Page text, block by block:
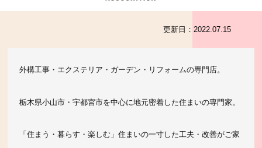
更新日： 2022.07.15
外構工事・エクステリア・ガーデン・リフォームの専門店。
栃木県小山市・宇都宮市を中心に地元密着した住まいの専門家。
「住まう・暮らす・楽しむ」住まいの一寸した工夫・改善がご家